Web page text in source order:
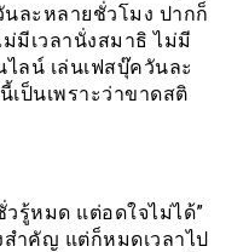
ละหลายชั่วโมง ปากก็
มีเวลานั่งสมาธิ ไม่มี
ไลน์ เล่นเฟสบุ๊ควันละ
ป็นเพราะว่าขาดสติ
รู้หมด แต่อดใจไม่ได้”
ำคัญ แต่ก็หมดเวลาไป